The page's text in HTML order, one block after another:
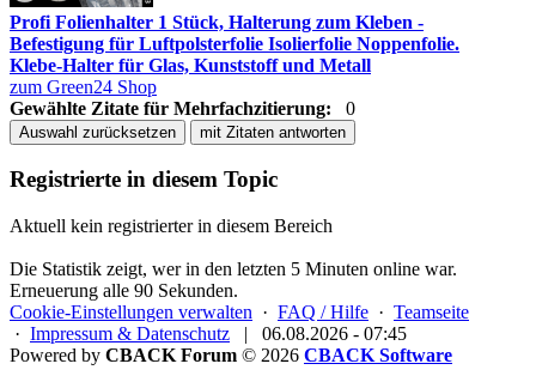
Profi Folienhalter 1 Stück, Halterung zum Kleben -
Befestigung für Luftpolsterfolie Isolierfolie Noppenfolie.
Klebe-Halter für Glas, Kunststoff und Metall
zum Green24 Shop
Gewählte Zitate für Mehrfachzitierung:
0
Auswahl zurücksetzen mit Zitaten antworten
Registrierte in diesem Topic
Aktuell kein registrierter in diesem Bereich
Die Statistik zeigt, wer in den letzten 5 Minuten online war.
Erneuerung alle 90 Sekunden.
Cookie-Einstellungen verwalten · FAQ / Hilfe · Teamseite
· Impressum & Datenschutz |
06.08.2026 - 07:45
Powered by CBACK Forum © 2026 CBACK Software